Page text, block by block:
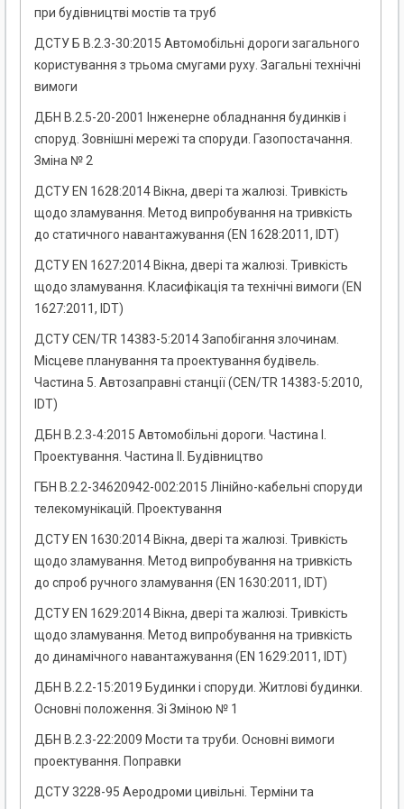
при будівництві мостів та труб
ДСТУ Б В.2.3-30:2015 Автомобільні дороги загального
користування з трьома смугами руху. Загальні технічні
вимоги
ДБН В.2.5-20-2001 Інженерне обладнання будинків і
споруд. Зовнішні мережі та споруди. Газопостачання.
Зміна № 2
ДСТУ EN 1628:2014 Вікна, двері та жалюзі. Тривкість
щодо зламування. Метод випробування на тривкість
до статичного навантажування (EN 1628:2011, IDT)
ДСТУ EN 1627:2014 Вікна, двері та жалюзі. Тривкість
щодо зламування. Класифікація та технічні вимоги (EN
1627:2011, IDT)
ДСТУ CEN/TR 14383-5:2014 Запобігання злочинам.
Місцеве планування та проектування будівель.
Частина 5. Автозаправні станції (CEN/TR 14383-5:2010,
IDT)
ДБН В.2.3-4:2015 Автомобільні дороги. Частина I.
Проектування. Частина II. Будівництво
ГБН В.2.2-34620942-002:2015 Лінійно-кабельні споруди
телекомунікацій. Проектування
ДСТУ EN 1630:2014 Вікна, двері та жалюзі. Тривкість
щодо зламування. Метод випробування на тривкість
до спроб ручного зламування (EN 1630:2011, IDT)
ДСТУ EN 1629:2014 Вікна, двері та жалюзі. Тривкість
щодо зламування. Метод випробування на тривкість
до динамічного навантажування (EN 1629:2011, IDT)
ДБН В.2.2-15:2019 Будинки і споруди. Житлові будинки.
Основні положення. Зі Зміною № 1
ДБН В.2.3-22:2009 Мости та труби. Основні вимоги
проектування. Поправки
ДСТУ 3228-95 Аеродроми цивільні. Терміни та